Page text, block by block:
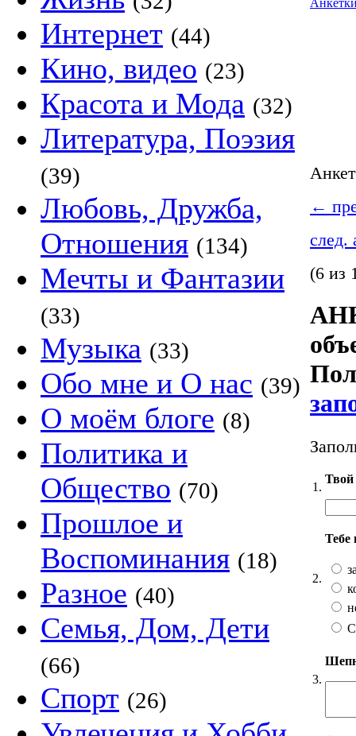
Интернет (44)
Кино, видео (23)
Красота и Мода (32)
Литература, Поэзия
(39)
Любовь, Дружба,
Отношения (134)
Мечты и Фантазии
(33)
Музыка (33)
Обо мне и О нас (39)
О моём блоге (8)
Политика и
Общество (70)
Прошлое и
Воспоминания (18)
Разное (40)
Семья, Дом, Дети
(66)
Спорт (26)
←
след.
(6 из
1.
Твой
2.
Тебе
3.